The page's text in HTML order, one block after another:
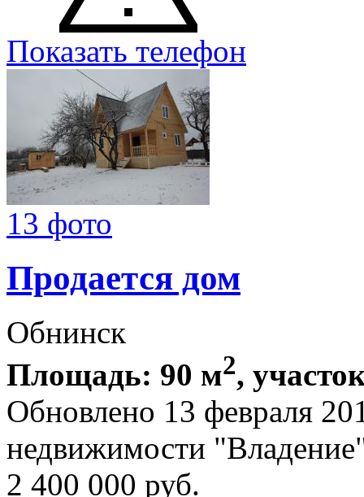
Показать телефон
13 фото
Продается дом
Обнинск
Площадь: 90 м2,
Обновлено 13 февраля
недвижимости
2 400 000 руб.